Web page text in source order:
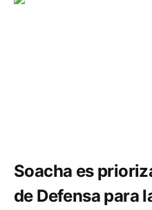
Soacha es
de Defensa para